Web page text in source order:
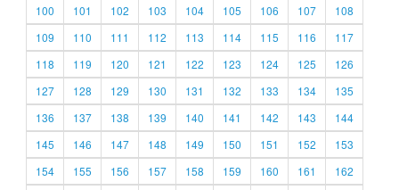
100
101 102 103 104 105 106 107
108
109
110 111 112 113 114 115 116
117
118
119 120 121 122 123 124 125
126
127
128 129 130 131 132 133 134
135
136
137 138 139 140 141 142 143
144
145
146 147 148 149 150 151 152
153
154
155 156 157 158 159 160 161
162